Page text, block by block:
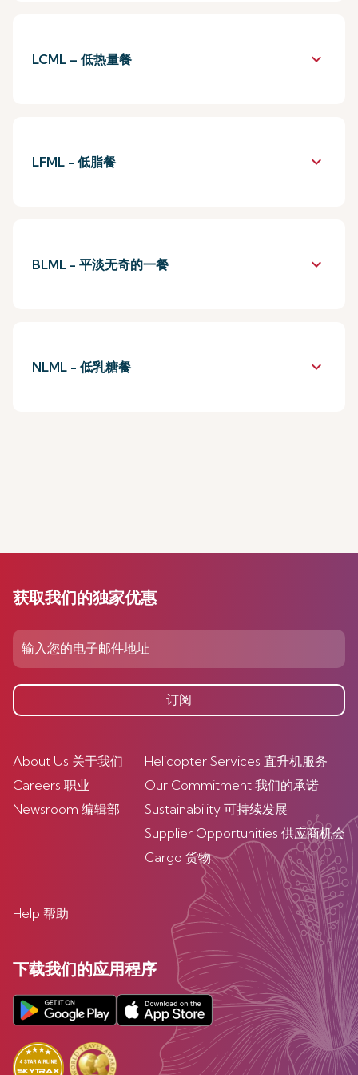
LCML – 低热量餐 keyboard_arrow_down
LFML - 低脂餐 keyboard_arrow_down
BLML - 平淡无奇的一餐 keyboard_arrow_down
NLML - 低乳糖餐 keyboard_arrow_down
获取我们的独家优惠
订阅
About Us 关于我们
Careers 职业
Newsroom 编辑部
Helicopter Services 直升机服务
Our Commitment 我们的承诺
Sustainability 可持续发展
Supplier Opportunities 供应商机会
Cargo 货物
Help 帮助
下载我们的应用程序